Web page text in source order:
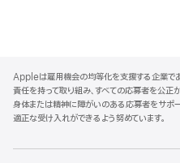
p
p
l
e
o
Appleは雇用機会の均等化を支援する企業であ
責任を持って取り組み、すべての応募者を公正
身体または精神に障がいのある応募者をサポー
適正な受け入れができるよう努めています。